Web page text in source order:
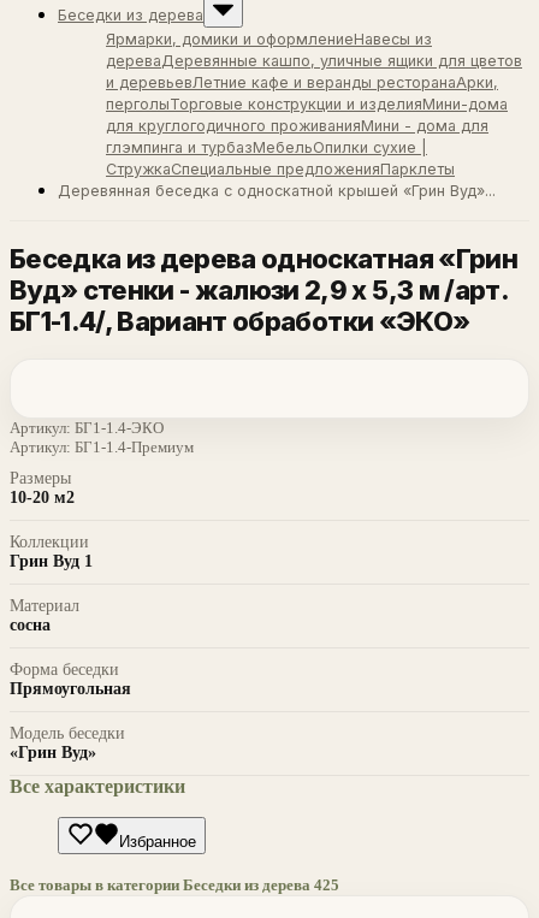
Беседки из дерева
Ярмарки, домики и оформлениеНавесы из
дерева Деревянные кашпо, уличные ящики для цветов
и деревьевЛетние кафе и веранды ресторанаАрки,
перголыТорговые конструкции и изделияМини-дома
для круглогодичного проживанияМини - дома для
глэмпинга и турбазМебельОпилки сухие |
СтружкаСпециальные предложенияПарклеты
Деревянная беседка с односкатной крышей «Грин Вуд»...
Беседка из дерева односкатная «Грин
Вуд» стенки - жалюзи 2,9 х 5,3 м /арт.
БГ1-1.4/, Вариант обработки «ЭКО»
Артикул: БГ1-1.4-ЭКО
Артикул: БГ1-1.4-Премиум
Размеры
10-20 м2
Коллекции
Грин Вуд 1
Материал
сосна
Форма беседки
Прямоугольная
Модель беседки
«Грин Вуд»
Все характеристики
Избранное
Все товары в категории Беседки из дерева 425